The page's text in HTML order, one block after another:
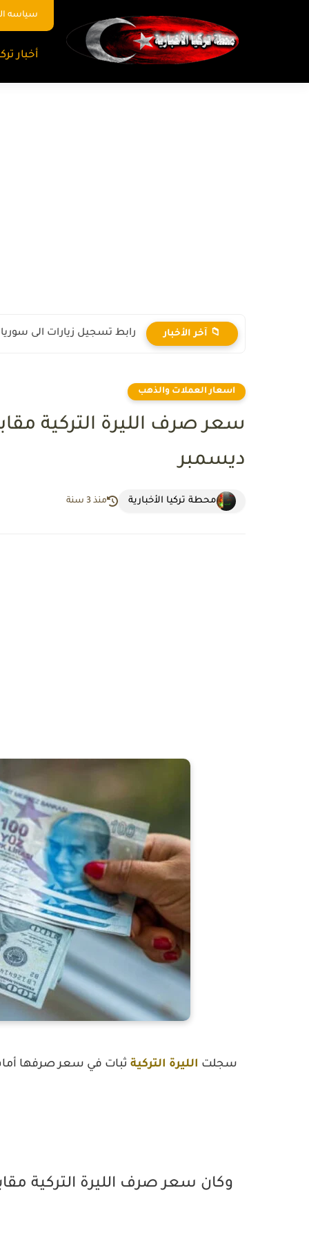
سياسه
أخبار
📁 آخر الأخبار رابط تسجيل زيارات الى سوريا 2025
اسعار العملات والذهب
ديسمبر
محطة تركيا الأخبارية منذ 3 سنة
سجلت الليرة التركية ثبات في سعر صرفها
وكان سعر صرف الليرة التركية